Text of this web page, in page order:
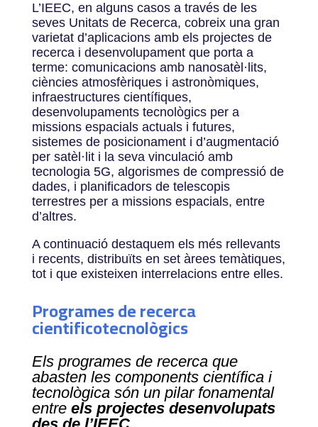
L’IEEC, en alguns casos a través de les
seves Unitats de Recerca, cobreix una gran
varietat d’aplicacions amb els projectes de
recerca i desenvolupament que porta a
terme: comunicacions amb nanosatèl·lits,
ciències atmosfèriques i astronòmiques,
infraestructures científiques,
desenvolupaments tecnològics per a
missions espacials actuals i futures,
sistemes de posicionament i d’augmentació
per satèl·lit i la seva vinculació amb
tecnologia 5G, algorismes de compressió de
dades, i planificadors de telescopis
terrestres per a missions espacials, entre
d’altres.
A continuació destaquem els més rellevants
i recents, distribuïts en set àrees temàtiques,
tot i que existeixen interrelacions entre elles.
Programes de recerca
cientificotecnològics
Els programes de recerca que
abasten les components científica i
tecnològica són un pilar fonamental
entre els projectes desenvolupats